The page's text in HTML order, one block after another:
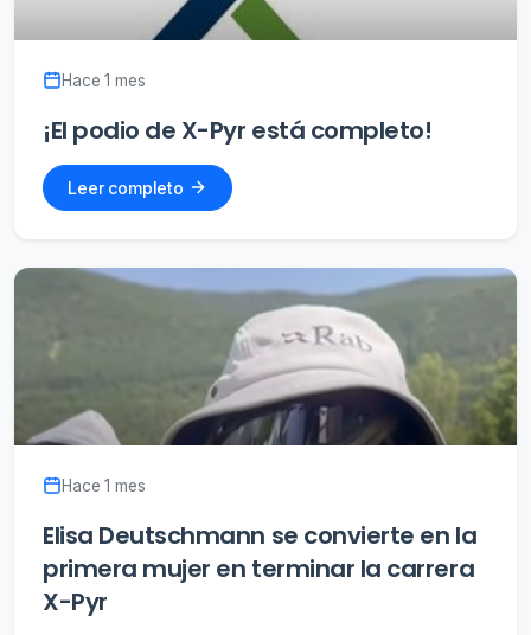
Hace 1 mes
¡El podio de X-Pyr está completo!
Leer completo
Hace 1 mes
Elisa Deutschmann se convierte en la
primera mujer en terminar la carrera
X-Pyr